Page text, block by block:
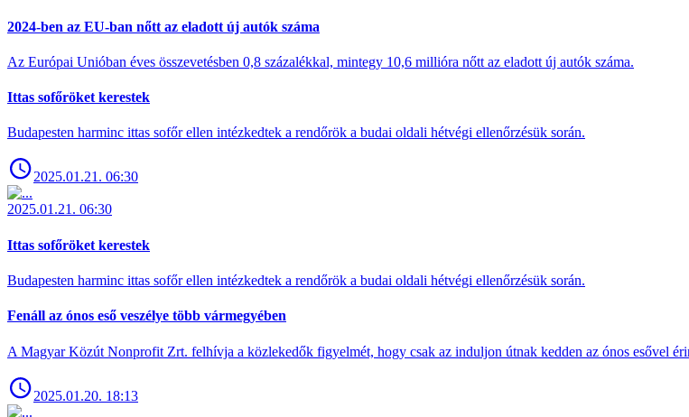
2024-ben az EU-ban nőtt az eladott új autók száma
Az Európai Unióban éves összevetésben 0,8 százalékkal, mintegy 10,6 millióra nőtt az eladott új autók száma.
Ittas sofőröket kerestek
Budapesten harminc ittas sofőr ellen intézkedtek a rendőrök a budai oldali hétvégi ellenőrzésük során.
2025.01.21. 06:30
2025.01.21. 06:30
Ittas sofőröket kerestek
Budapesten harminc ittas sofőr ellen intézkedtek a rendőrök a budai oldali hétvégi ellenőrzésük során.
Fenáll az ónos eső veszélye több vármegyében
A Magyar Közút Nonprofit Zrt. felhívja a közlekedők figyelmét, hogy csak az induljon útnak kedden az ónos esővel
2025.01.20. 18:13